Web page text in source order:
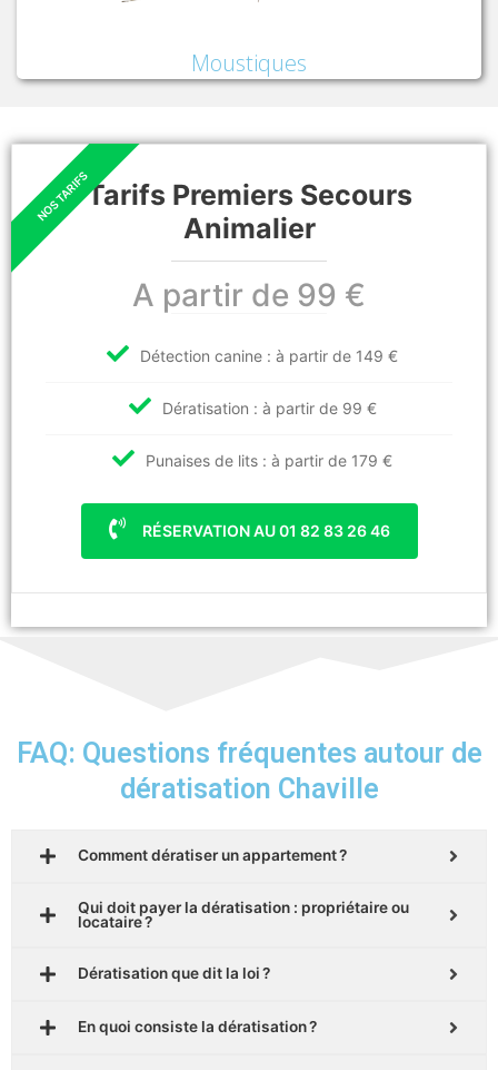
Moustiques
Tarifs Premiers Secours
Animalier
A partir de 99 €
Détection canine : à partir de 149 €
Dératisation : à partir de 99 €
Punaises de lits : à partir de 179 €
RÉSERVATION AU 01 82 83 26 46
FAQ: Questions fréquentes autour de
dératisation Chaville
Comment dératiser un appartement ?
Qui doit payer la dératisation : propriétaire ou
locataire ?
Dératisation que dit la loi ?
En quoi consiste la dératisation ?